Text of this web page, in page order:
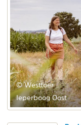
© Westtoer
Ieperboog Oost